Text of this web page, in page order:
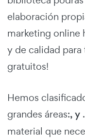
elaboración
marketing online
y de calidad para
gratuitos!
Hemos
grandes áreas:, y
material que